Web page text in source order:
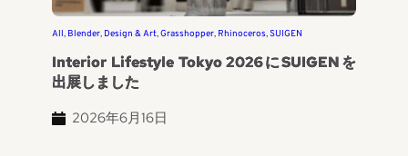
All, Blender, Design & Art, Grasshopper, Rhinoceros, SUIGEN
Interior Lifestyle Tokyo 2026にSUIGENを
出展しました
2026年6月16日